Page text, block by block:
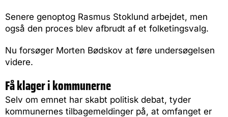
Senere genoptog Rasmus Stoklund arbejdet, men
også den proces blev afbrudt af et folketingsvalg.
Nu forsøger Morten Bødskov at føre undersøgelsen
videre.
Få klager i kommunerne
Selv om emnet har skabt politisk debat, tyder
kommunernes tilbagemeldinger på, at omfanget er